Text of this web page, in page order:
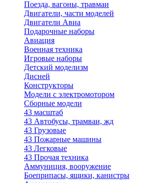
Поезда, вагоны, травмаи
Двигатели, части моделей
Двигатели Авиа
Подарочные наборы
Авиация
Военная техника
Игровые наборы
Детский моделизм
Дисней
Конструкторы
Модели с электромотором
Сборные модели
43 масштаб
43 Автобусы, трамваи, жд
43 Грузовые
43 Пожарные машины
43 Легковые
43 Прочая техника
Аммуниция, вооружение
Боеприпасы, ящики, канистры